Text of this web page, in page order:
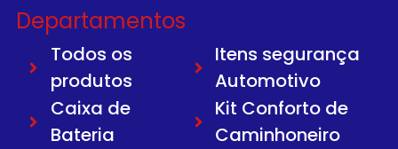
Departamentos
Todos os
produtos
Caixa de
Bateria
Itens segurança
Automotivo
Kit Conforto de
Caminhoneiro